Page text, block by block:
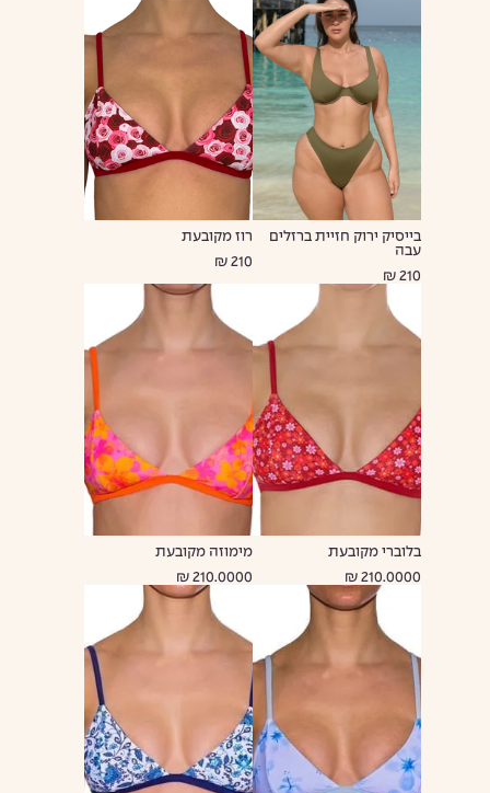
בייסיק ירוק חזיית ברזלים
עבה
210 ₪
רוז מקובעת
210 ₪
בלוברי מקובעת
210.0000 ₪
מימוזה מקובעת
210.0000 ₪